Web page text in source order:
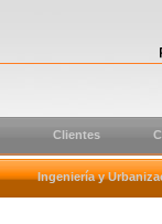
Clientes
Ingeniería y